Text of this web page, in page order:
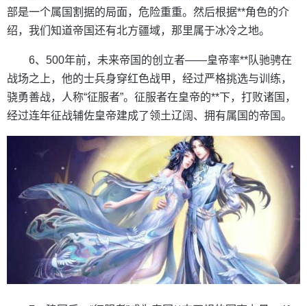
部是一个属国割据的局面，危险重重。然后根据**角色的介
绍，我们知道帝国还有北方疆域，那里属于冰冷之地。
6、500年前，未来帝国的创立者——皇帝率**队驰骋在
战场之上，他的士兵身穿红色战甲，经过严格挑选与训练，
骁勇善战，人称“征服者”。征服者在皇帝的**下，打败诸国，
经过连年征战辅佐皇帝建成了领土辽阔、拥有属国的帝国。